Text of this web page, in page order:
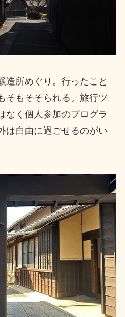
所めぐり。行ったこと
そもそそられる。旅行ツ
なく個人参加のプログラ
は自由に過ごせるのがい